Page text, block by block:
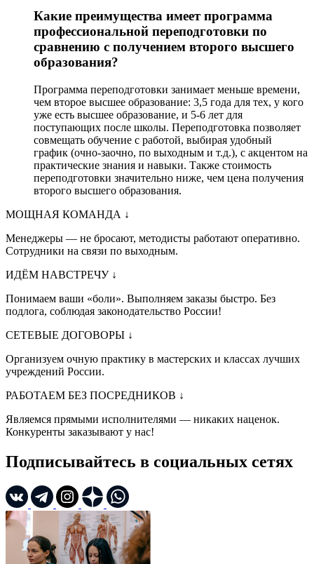
Какие преимущества имеет программа
профессиональной переподготовки по
сравнению с получением второго высшего
образования?
Программа переподготовки занимает меньше времени,
чем второе высшее образование: 3,5 года для тех, у кого
уже есть высшее образование, и 5-6 лет для
поступающих после школы. Переподготовка позволяет
совмещать обучение с работой, выбирая удобный
график (очно-заочно, по выходным и т.д.), с акцентом на
практические знания и навыки. Также стоимость
переподготовки значительно ниже, чем цена получения
второго высшего образования.
МОЩНАЯ КОМАНДА ↓
Менеджеры — не бросают, методисты работают оперативно.
Сотрудники на связи по выходным.
ИДЁМ НАВСТРЕЧУ ↓
Понимаем ваши «боли». Выполняем заказы быстро. Без
подлога, соблюдая законодательство России!
СЕТЕВЫЕ ДОГОВОРЫ ↓
Организуем очную практику в мастерских и классах лучших
учреждений России.
РАБОТАЕМ БЕЗ ПОСРЕДНИКОВ ↓
Являемся прямыми исполнителями — никаких наценок.
Конкуренты заказывают у нас!
Подписывайтесь в социальных сетях